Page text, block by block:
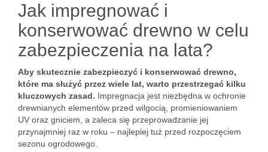
Jak impregnować i
konserwować drewno w celu
zabezpieczenia na lata?
Aby skutecznie zabezpieczyć i konserwować drewno,
które ma służyć przez wiele lat, warto przestrzegać kilku
kluczowych zasad. Impregnacja jest niezbędna w ochronie
drewnianych elementów przed wilgocią, promieniowaniem
UV oraz gniciem, a zaleca się przeprowadzanie jej
przynajmniej raz w roku – najlepiej tuż przed rozpoczęciem
sezonu ogrodowego.